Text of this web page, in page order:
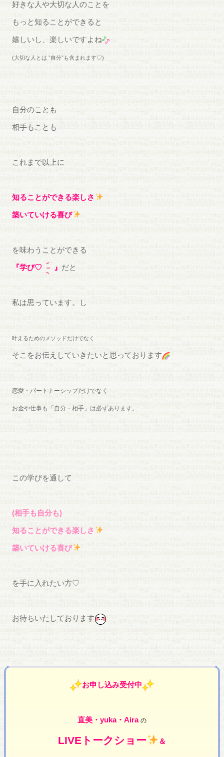
好きな人や大切な人のことを
もっと知ることができると
嬉しいし、楽しいですよね
(大切な人とは ”自分”も含まれます♡)
自分のことも
相手もことも
これまで以上に
知ることができる楽しさ
築いていける喜び
を味わうことができる
『学び♡ 』だと
私は思っています。し
叶えるためのメソッドだけでなく
そこをお伝えしていきたいと思っております
恋愛・パートナーシップだけでなく
お金や仕事も「自分・相手」は必ずあります。
この学びを通して
(相手も自分も)
知ることができる楽しさ
築いていける喜び
を手に入れたい方♡
お待ちいたしております
お申し込み受付中
直美・yuka・Aira の
LIVEトークショー ＆